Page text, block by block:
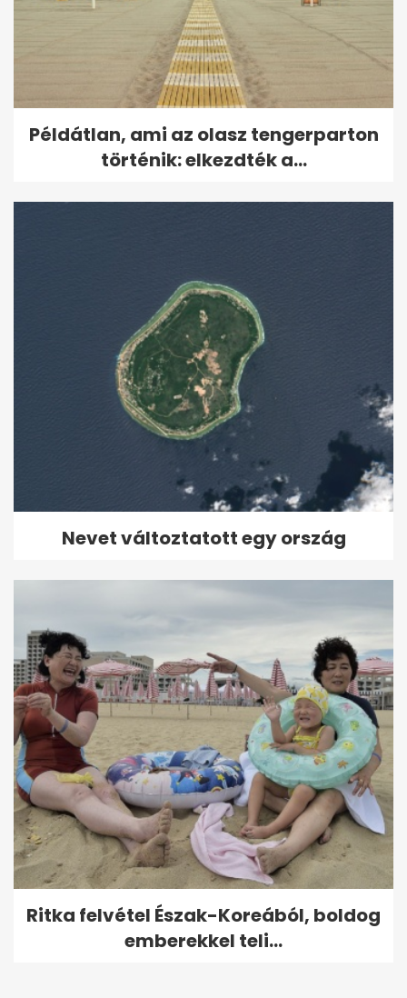
Példátlan, ami az olasz tengerparton
történik: elkezdték a...
Nevet változtatott egy ország
Ritka felvétel Észak-Koreából, boldog
emberekkel teli...